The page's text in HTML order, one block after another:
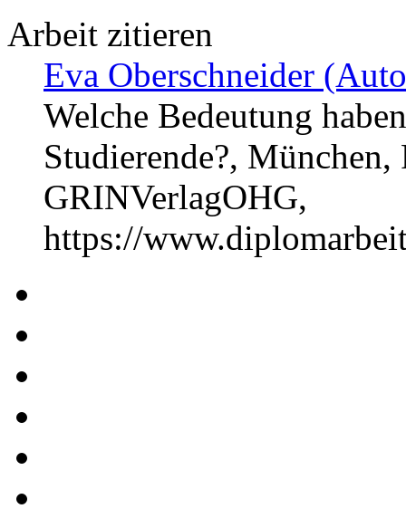
Arbeit zitieren
Eva Oberschneider
Welche Bedeutung
Studierende?,
GRINVerlagOHG,
https://